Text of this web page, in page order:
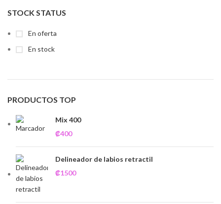
STOCK STATUS
En oferta
En stock
PRODUCTOS TOP
Mix 400
₡400
Delineador de labios retractil
₡1500